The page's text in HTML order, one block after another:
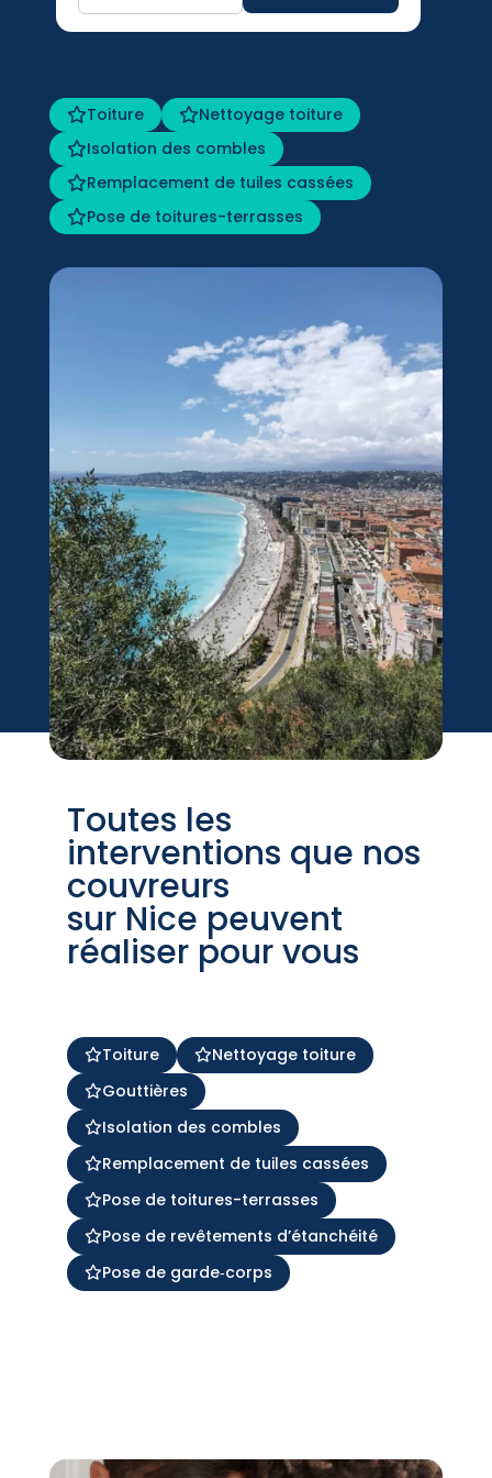
Toiture
Nettoyage toiture
Isolation des combles
Remplacement de tuiles cassées
Pose de toitures-terrasses
Toutes les
interventions que nos
couvreurs
sur Nice peuvent
réaliser pour vous
Toiture
Nettoyage toiture
Gouttières
Isolation des combles
Remplacement de tuiles cassées
Pose de toitures-terrasses
Pose de revêtements d’étanchéité
Pose de garde‑corps